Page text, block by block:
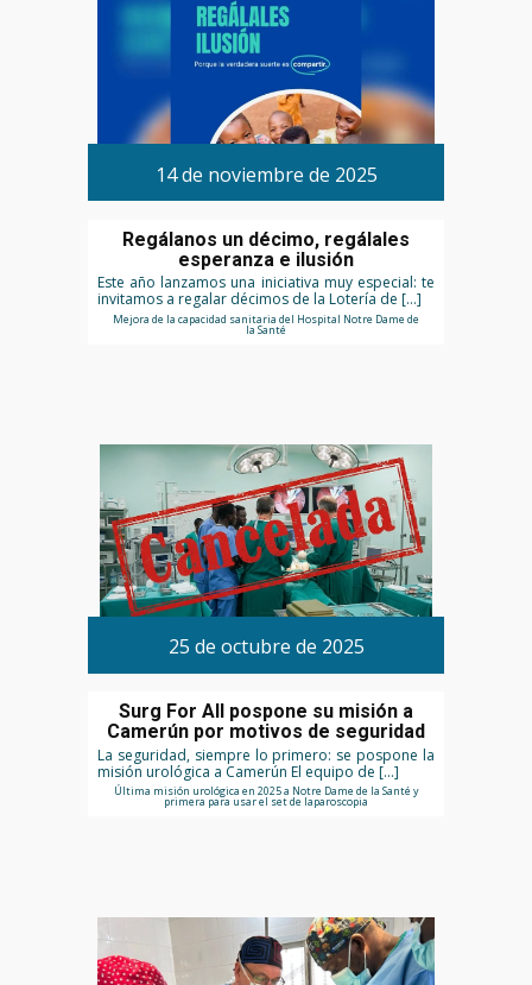
14 de noviembre de 2025
Regálanos un décimo, regálales
esperanza e ilusión
Este año lanzamos una iniciativa muy especial: te
invitamos a regalar décimos de la Lotería de […]
Mejora de la capacidad sanitaria del Hospital Notre Dame de
la Santé
25 de octubre de 2025
Surg For All pospone su misión a
Camerún por motivos de seguridad
La seguridad, siempre lo primero: se pospone la
misión urológica a Camerún El equipo de […]
Última misión urológica en 2025 a Notre Dame de la Santé y
primera para usar el set de laparoscopia